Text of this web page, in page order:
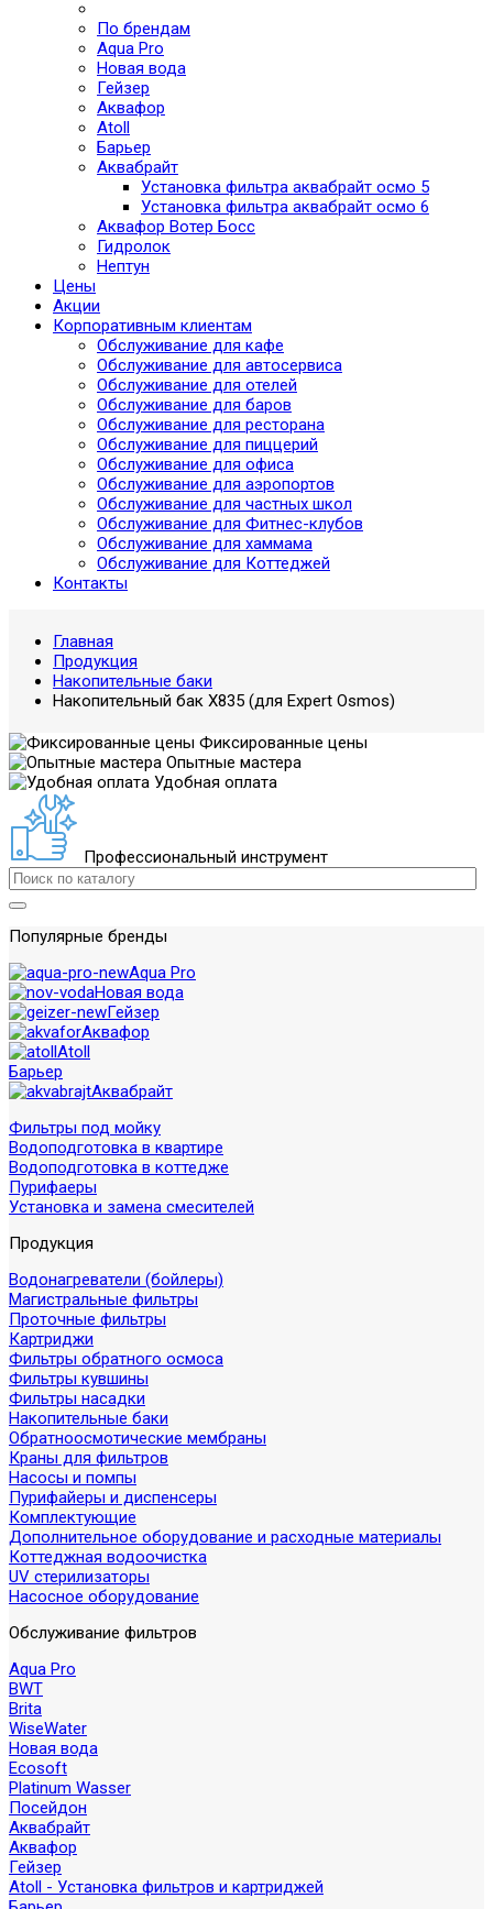
По брендам
Aqua Pro
Новая вода
Гейзер
Аквафор
Atoll
Барьер
Аквабрайт
Установка фильтра аквабрайт осмо 5
Установка фильтра аквабрайт осмо 6
Аквафор Вотер Босс
Гидролок
Нептун
Цены
Акции
Корпоративным клиентам
Обслуживание для кафе
Обслуживание для автосервиса
Обслуживание для отелей
Обслуживание для баров
Обслуживание для ресторана
Обслуживание для пиццерий
Обслуживание для офиса
Обслуживание для аэропортов
Обслуживание для частных школ
Обслуживание для Фитнес-клубов
Обслуживание для хаммама
Обслуживание для Коттеджей
Контакты
Главная
Продукция
Накопительные баки
Накопительный бак X835 (для Expert Osmos)
Фиксированные цены
Опытные мастера
Удобная оплата
Профессиональный инструмент
Популярные бренды
Aqua Pro
Новая вода
Гейзер
Аквафор
Atoll
Барьер
Аквабрайт
Фильтры под мойку
Водоподготовка в квартире
Водоподготовка в коттедже
Пурифаеры
Установка и замена смесителей
Продукция
Водонагреватели (бойлеры)
Магистральные фильтры
Проточные фильтры
Картриджи
Фильтры обратного осмоса
Фильтры кувшины
Фильтры насадки
Накопительные баки
Обратноосмотические мембраны
Краны для фильтров
Насосы и помпы
Пурифайеры и диспенсеры
Комплектующие
Дополнительное оборудование и расходные материалы
Коттеджная водоочистка
UV стерилизаторы
Насосное оборудование
Обслуживание фильтров
Aqua Pro
BWT
Brita
WiseWater
Новая вода
Ecosoft
Platinum Wasser
Посейдон
Аквабрайт
Аквафор
Гейзер
Atoll - Установка фильтров и картриджей